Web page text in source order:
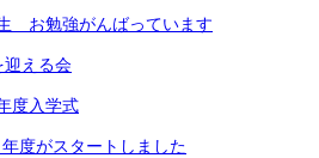
お勉強がんばっています
える会
度入学式
度がスタートしました